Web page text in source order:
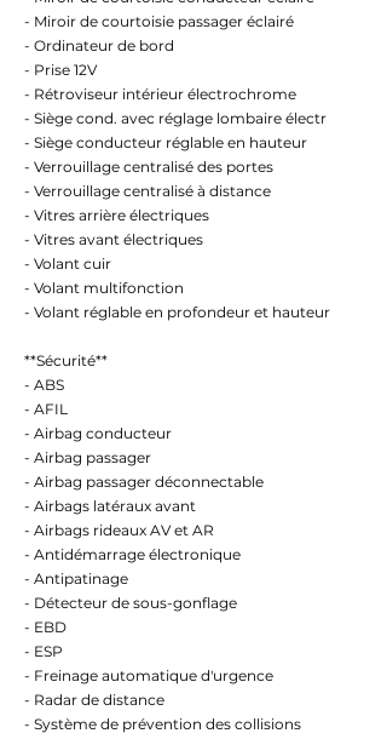
- Miroir de courtoisie passager éclairé
- Ordinateur de bord
- Prise 12V
- Rétroviseur intérieur électrochrome
- Siège cond. avec réglage lombaire électr
- Siège conducteur réglable en hauteur
- Verrouillage centralisé des portes
- Verrouillage centralisé à distance
- Vitres arrière électriques
- Vitres avant électriques
- Volant cuir
- Volant multifonction
- Volant réglable en profondeur et hauteur
**Sécurité**
- ABS
- AFIL
- Airbag conducteur
- Airbag passager
- Airbag passager déconnectable
- Airbags latéraux avant
- Airbags rideaux AV et AR
- Antidémarrage électronique
- Antipatinage
- Détecteur de sous-gonflage
- EBD
- ESP
- Freinage automatique d'urgence
- Radar de distance
- Système de prévention des collisions